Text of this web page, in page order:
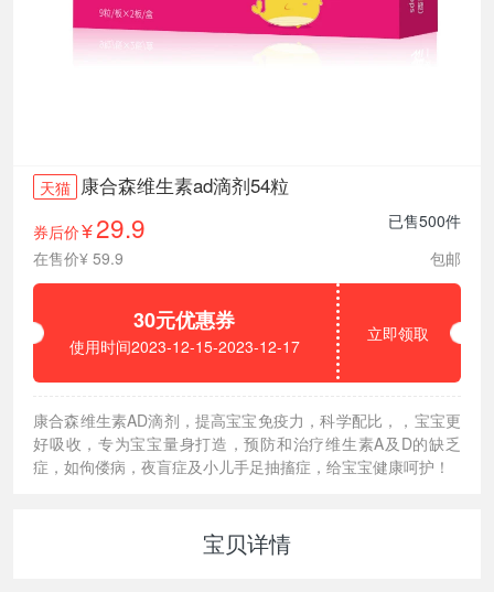
天猫 康合森维生素ad滴剂54粒
券后价¥29.9
已售500件
在售价¥ 59.9
包邮
30元优惠券
使用时间2023-12-15-2023-12-17
立即领取
康合森维生素AD滴剂，提高宝宝免疫力，科学配比，，宝宝更
好吸收，专为宝宝量身打造，预防和治疗维生素A及D的缺乏
症，如佝偻病，夜盲症及小儿手足抽搐症，给宝宝健康呵护！
宝贝详情